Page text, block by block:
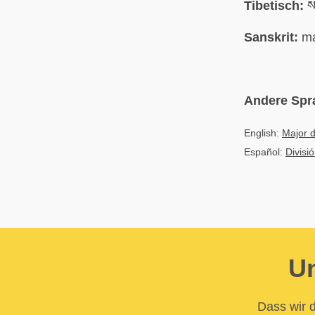
Tibetisch:
Sanskrit:
Andere
English: Major
Español:
Dass wir